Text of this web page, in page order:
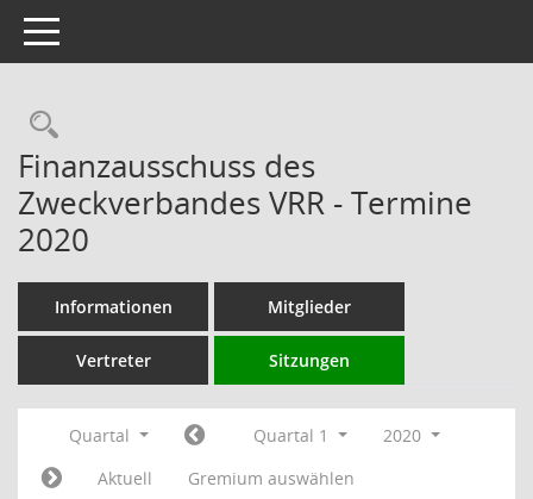
Toggle navigation
Rechercheauswahl
Finanzausschuss des
Zweckverbandes VRR - Termine
2020
Informationen Mitglieder
Vertreter Sitzungen
Quartal Quartal 1
2020
Aktuell
Gremium auswählen